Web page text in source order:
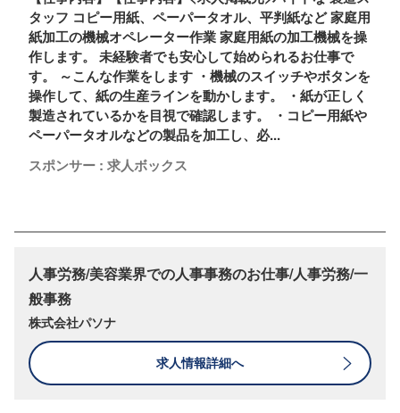
タッフ コピー用紙、ペーパータオル、平判紙など 家庭用
紙加工の機械オペレーター作業 家庭用紙の加工機械を操
作します。 未経験者でも安心して始められるお仕事で
す。 ～こんな作業をします ・機械のスイッチやボタンを
操作して、紙の生産ラインを動かします。 ・紙が正しく
製造されているかを目視で確認します。 ・コピー用紙や
ペーパータオルなどの製品を加工し、必...
スポンサー : 求人ボックス
人事労務/美容業界での人事事務のお仕事/人事労務/一
般事務
株式会社パソナ
求人情報詳細へ